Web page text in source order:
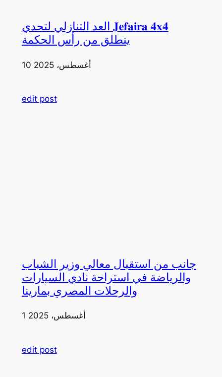
العد التنازلي لتحدي 𝐉𝐞𝐟𝐚𝐢𝐫𝐚 𝟒𝐱𝟒
ينطلق من رأس الحكمة
10 أغسطس، 2025
edit post
جانب من استقبال معالي وزير الشباب
والرياضة في استراحة نادي السيارات
والرحلات المصري بمارينا
1 أغسطس، 2025
edit post